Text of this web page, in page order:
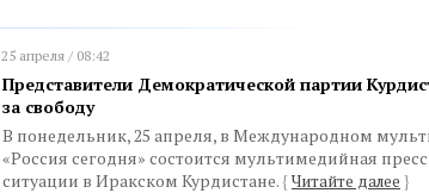
25 апреля / 08:42
Представители Демократической партии
за свободу
В понедельник, 25 апреля, в Международном
«Россия сегодня» состоится мультимедийная
ситуации в Иракском Курдистане. { Читайте далее }